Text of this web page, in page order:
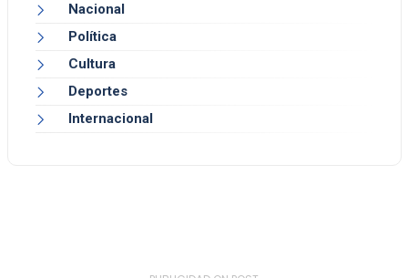
Nacional
Política
Cultura
Deportes
Internacional